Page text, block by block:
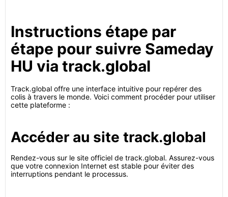
Instructions étape par
étape pour suivre Sameday
HU via track.global
Track.global offre une interface intuitive pour repérer des
colis à travers le monde. Voici comment procéder pour utiliser
cette plateforme :
Accéder au site track.global
Rendez-vous sur le site officiel de track.global. Assurez-vous
que votre connexion Internet est stable pour éviter des
interruptions pendant le processus.